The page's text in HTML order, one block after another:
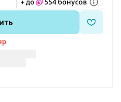
+ до 554 бонусов